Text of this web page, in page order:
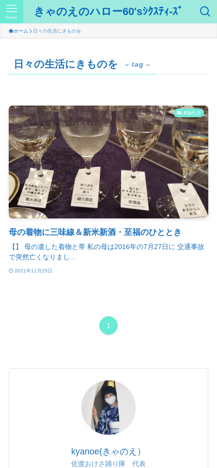
きゃのえのハロー60'sｼｸｽﾃｨ-ｽﾞ
menu
ホーム 日々の生活にきものを
日々の生活にきものを – tag –
着物生活
母の着物に三味線＆新米新酒・至福のひととき
【】 母の遺した着物と帯 私の母は2016年の7月27日に 交通事故
で突然亡くなりまし...
2021年11月25日
1
kyanoe(きゃのえ）
佐渡おけさ踊り隊 代表